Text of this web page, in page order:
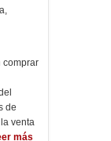
,
comprar
de
venta
más